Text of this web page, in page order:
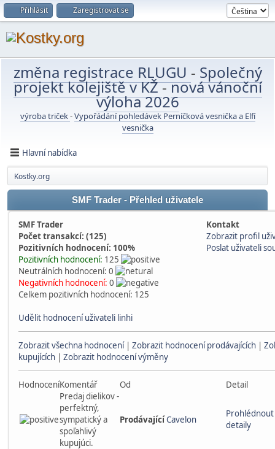
Přihlásit Zaregistrovat se
změna registrace RLUGU - Společný
projekt kolejiště v KŽ-nová vánoční
výloha 2026
výroba triček-Vypořádání pohledávek Perníčková vesnička a Elfí
vesnička
Hlavní nabídka
Kostky.org
SMF Trader - Přehled uživatele
SMF Trader
Kontakt
Počet transakcí: (125)
Zobrazit profil
Pozitivních hodnocení: 100%
Poslat uživateli
Pozitivních hodnocení: 125
Neutrálních hodnocení: 0
Negativních hodnocení: 0
Celkem pozitivních hodnocení: 125
Udělit hodnocení uživateli linhi
Zobrazit všechna hodnocení| Zobrazit hodnocení prodávajících |
kupujících | Zobrazit hodnocení výměny
HodnoceníKomentář Od
Detail
Predaj dielikov -
perfektný,
sympatický a
spoľahlivý
kupujúci.
ProdávajícíCavelon
Prohlédnout
detaily